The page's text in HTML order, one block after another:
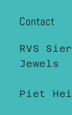
Contact
RVS
Jewels
Piet